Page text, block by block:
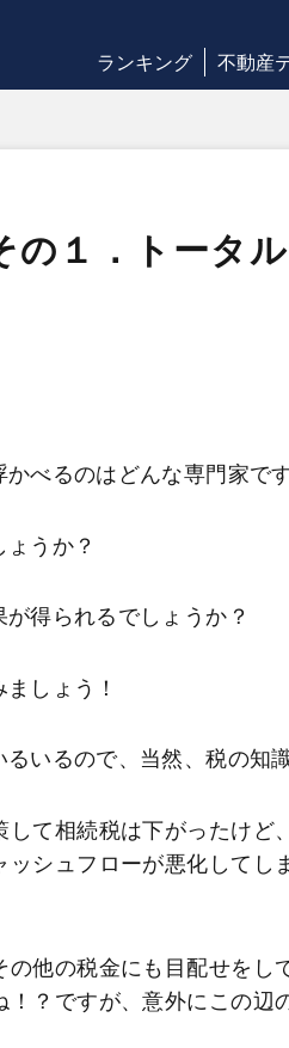
ランキング 不動産
の１．トータ
べるのはどんな専門家で
うか？
得られるでしょうか？
しょう！
いるので、当然、税の知
て相続税は下がったけど
シュフローが悪化してし
他の税金にも目配せをし
？ですが、意外にこの辺